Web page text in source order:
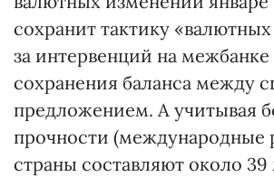
сохранит тактику
за интервенций на межбанке
сохранения баланса между
предложением. А учитывая
прочности (международные
страны составляют около